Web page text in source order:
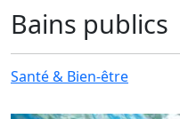
Bains publics
Santé & Bien-être